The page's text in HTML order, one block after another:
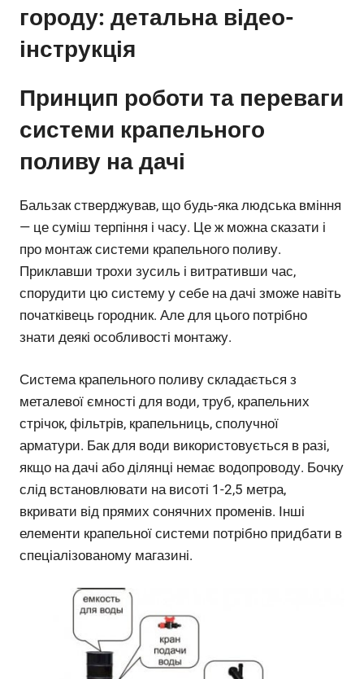
городу: детальна відео-
інструкція
Принцип роботи та переваги
системи крапельного
поливу на дачі
Бальзак стверджував, що будь-яка людська вміння
— це суміш терпіння і часу. Це ж можна сказати і
про монтаж системи крапельного поливу.
Приклавши трохи зусиль і витративши час,
спорудити цю систему у себе на дачі зможе навіть
початківець городник. Але для цього потрібно
знати деякі особливості монтажу.
Система крапельного поливу складається з
металевої ємності для води, труб, крапельних
стрічок, фільтрів, крапельниць, сполучної
арматури. Бак для води використовується в разі,
якщо на дачі або ділянці немає водопроводу. Бочку
слід встановлювати на висоті 1-2,5 метра,
вкривати від прямих сонячних променів. Інші
елементи крапельної системи потрібно придбати в
спеціалізованому магазині.